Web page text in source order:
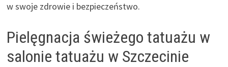
w swoje zdrowie i bezpieczeństwo.
Pielęgnacja świeżego tatuażu w
salonie tatuażu w Szczecinie